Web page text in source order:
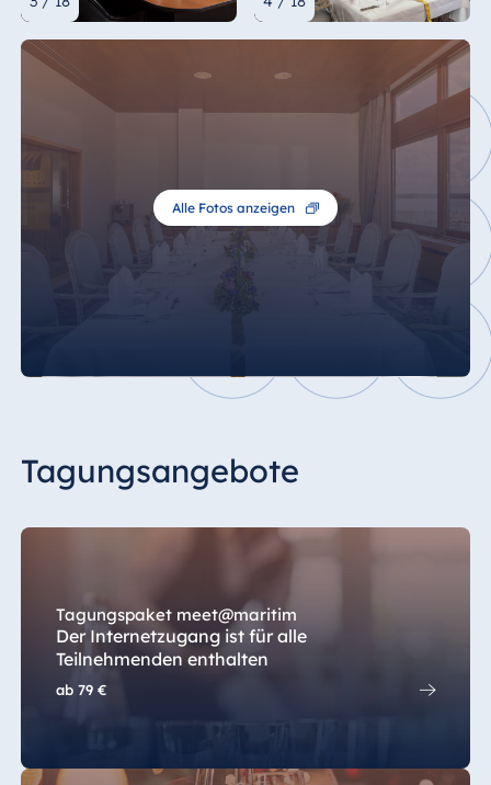
Alle Fotos anzeigen
Tagungsangebote
Tagungspaket meet@maritim
Der Internetzugang ist für alle
Teilnehmenden enthalten
ab79 €